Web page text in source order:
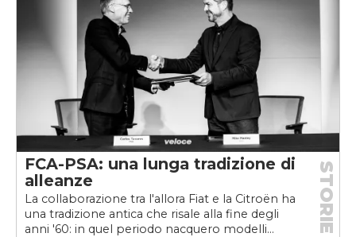
#MASERATI BIRDCAGE TIPO 61
#MASERATI BIRDCAGE TIPO 63
#MASERATI BIRDCAGE TIPO 64
#MASERATI BIRDCAGE TIPO 65
#MASERATIWEEK
#PININFARINA
FCA-PSA: una lunga tradizione di
alleanze
La collaborazione tra l'allora Fiat e la Citroën ha
una tradizione antica che risale alla fine degli
anni '60: in quel periodo nacquero modelli...
STORIE